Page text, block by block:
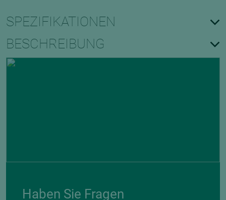
SPEZIFIKATIONEN
BESCHREIBUNG
Haben Sie Fragen